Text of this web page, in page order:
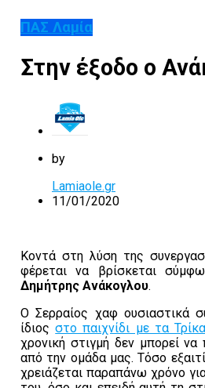
ΠΑΣ Λαμία
Στην έξοδο ο
by
Lamiaole.gr
11/01/2020
Κοντά στη λύση της
φέρεται να βρίσκεται
Δημήτρης Ανάκογλου.
Ο Σερραίος χαφ ουσιαστικά
ίδιοςστο παιχνίδι με τα
χρονική στιγμή δεν μπορεί
από την ομάδα μας. Τόσο
χρειάζεται παραπάνω χρόνο